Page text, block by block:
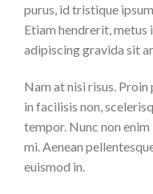
purus, id tristique
Etiam hendrerit, metus
adipiscing gravida sit
Nam at nisi risus.
in facilisis non,
tempor. Nunc non
mi. Aenean
euismod in.